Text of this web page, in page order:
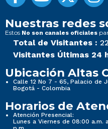
Nuestras redes
Estos No son canales oficiales
Total de Visitantes :
Visitantes Últimas 24
Ubicación Altas
Calle 12 No 7 - 65, Palacio de
Bogotá - Colombia
Horarios de
Atención Presencial:
Lunes a Viernes de 08:00 a.m.